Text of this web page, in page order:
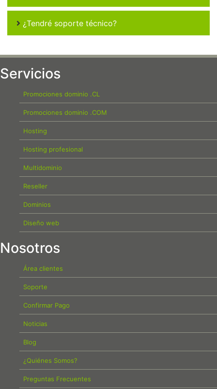
¿Tendré soporte técnico?
Servicios
Promociones dominio .CL
Promociones dominio .COM
Hosting
Hosting profesional
Multidominio
Reseller
Dominios
Diseño web
Nosotros
Área clientes
Soporte
Confirmar Pago
Noticias
Blog
¿Quiénes Somos?
Preguntas Frecuentes